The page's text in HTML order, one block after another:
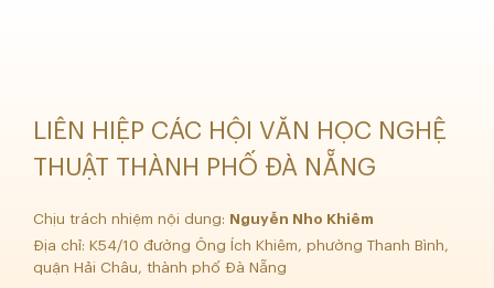
LIÊN HIỆP CÁC HỘI VĂN HỌC NGHỆ
THUẬT THÀNH PHỐ ĐÀ NẴNG
Chịu trách nhiệm nội dung: Nguyễn Nho Khiêm
Địa chỉ: K54/10 đường Ông Ích Khiêm, phường Thanh Bình,
quận Hải Châu, thành phố Đà Nẵng